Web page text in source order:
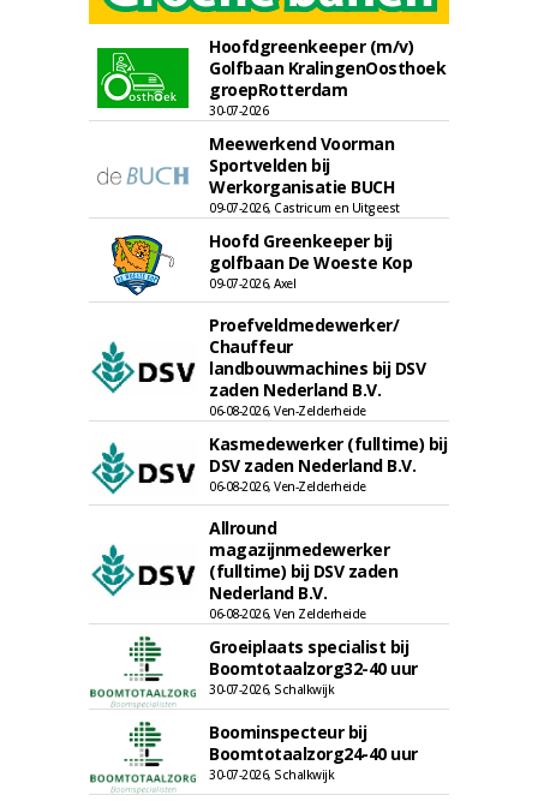
Hoofdgreenkeeper (m/v)
Golfbaan KralingenOosthoek
groepRotterdam
30-07-2026
Meewerkend Voorman
Sportvelden bij
Werkorganisatie BUCH
09-07-2026, Castricum en Uitgeest
Hoofd Greenkeeper bij
golfbaan De Woeste Kop
09-07-2026, Axel
Proefveldmedewerker/
Chauffeur
landbouwmachines bij DSV
zaden Nederland B.V.
06-08-2026, Ven-Zelderheide
Kasmedewerker (fulltime) bij
DSV zaden Nederland B.V.
06-08-2026, Ven-Zelderheide
Allround
magazijnmedewerker
(fulltime) bij DSV zaden
Nederland B.V.
06-08-2026, Ven Zelderheide
Groeiplaats specialist bij
Boomtotaalzorg32-40 uur
30-07-2026, Schalkwijk
Boominspecteur bij
Boomtotaalzorg24-40 uur
30-07-2026, Schalkwijk